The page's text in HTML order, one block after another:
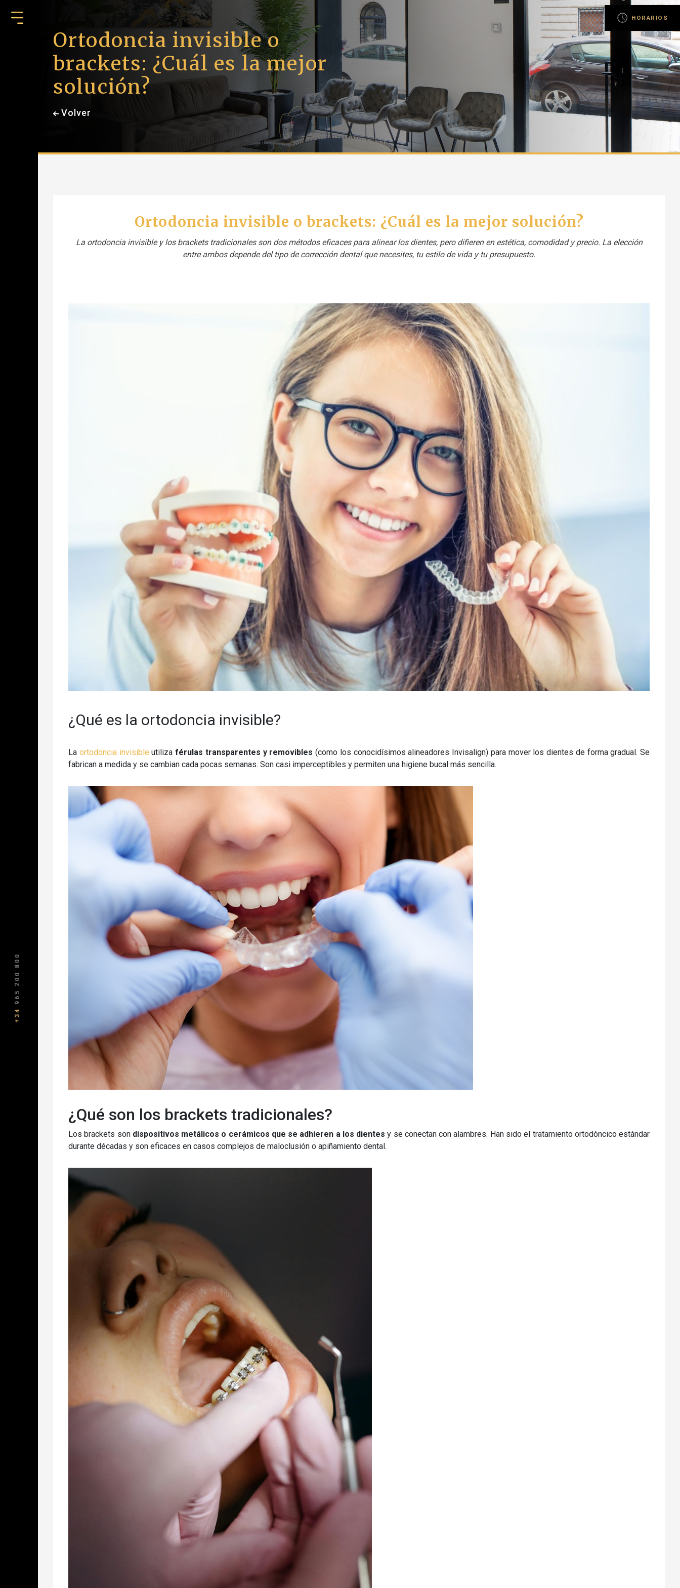
HORARIOS
+34
965 200 800
Ortodoncia invisible o
brackets: ¿Cuál es la mejor
solución?
Volver
Ortodoncia invisible o brackets: ¿Cuál es la mejor solución?
La ortodoncia invisible y los brackets tradicionales son dos métodos eficaces para alinear los dientes, pero difieren en estética, comodidad y precio. La elección
entre ambos depende del tipo de corrección dental que necesites, tu estilo de vida y tu presupuesto.
¿Qué es la ortodoncia invisible?
La ortodoncia invisible utiliza férulas transparentes y removibles (como los conocidísimos alineadores Invisalign) para mover los dientes de forma gradual. Se
fabrican a medida y se cambian cada pocas semanas. Son casi imperceptibles y permiten una higiene bucal más sencilla.
¿Qué son los brackets tradicionales?
Los brackets son dispositivos metálicos o cerámicos que se adhieren a los dientes y se conectan con alambres. Han sido el tratamiento ortodóncico estándar
durante décadas y son eficaces en casos complejos de maloclusión o apiñamiento dental.